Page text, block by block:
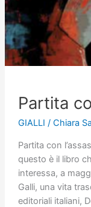
Partita
GIALLI / Chiara
Partita con
questo è il libro
interessa, a
Galli, una vita
editoriali italiani,